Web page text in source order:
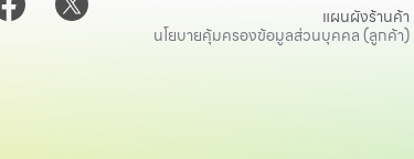
แผนผังร้านค้า
นโยบายคุ้มครองข้อมูลส่วนบุคคล (ลูกค้า)